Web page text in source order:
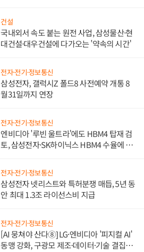
건설
국내외서 속도 붙는 원전 사업, 삼성물산·현
대건설·대우건설에 다가오는 '약속의 시간'
전자·전기·정보통신
삼성전자, 갤럭시Z 폴드8 사전예약 개통 8
월31일까지 연장
전자·전기·정보통신
엔비디아 '루빈 울트라'에도 HBM4 탑재 검
토, 삼성전자·SK하이닉스 HBM4 수율에 주
전자·전기·정보통신
삼성전자 넷리스트와 특허분쟁 매듭, 5년 동
안 최대 1.3조 라이선스비 지급
전자·전기·정보통신
[AI 뭉쳐야 산다⑧] LG·엔비디아 '피지컬 AI'
동맹 강화, 구광모 제조·데이터·기술 결집